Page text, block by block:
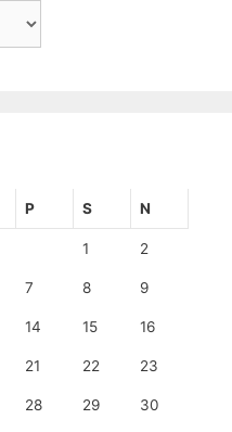
P S N
1 2
7 8 9
14 15 16
21 22 23
28 29 30